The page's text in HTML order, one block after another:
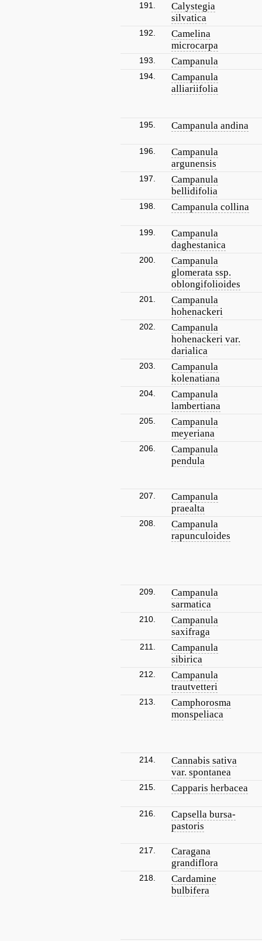
191.
Calystegia
silvatica
192.
Camelina
microcarpa
193. Campanula
194.
Campanula
alliariifolia
195. Campanula andina
196.
Campanula
argunensis
197.
Campanula
bellidifolia
198. Campanula collina
199.
Campanula
daghestanica
200.
Campanula
glomerata ssp.
oblongifolioides
201.
Campanula
hohenackeri
202.
Campanula
hohenackeri var.
darialica
203.
Campanula
kolenatiana
204.
Campanula
lambertiana
205.
Campanula
meyeriana
206.
Campanula
pendula
207.
Campanula
praealta
208.
Campanula
rapunculoides
209.
Campanula
sarmatica
210.
Campanula
saxifraga
211.
Campanula
sibirica
212.
Campanula
trautvetteri
213.
Camphorosma
monspeliaca
214.
Cannabis sativa
var. spontanea
215. Capparis herbacea
216.
Capsella bursa-
pastoris
217.
Caragana
grandiflora
218.
Cardamine
bulbifera